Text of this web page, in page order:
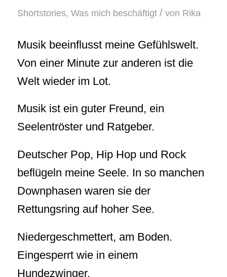
Shortstories, Was mich beschäftigt / von Rika
Musik beeinflusst meine Gefühlswelt.
Von einer Minute zur anderen ist die
Welt wieder im Lot.
Musik ist ein guter Freund, ein
Seelentröster und Ratgeber.
Deutscher Pop, Hip Hop und Rock
beflügeln meine Seele. In so manchen
Downphasen waren sie der
Rettungsring auf hoher See.
Niedergeschmettert, am Boden.
Eingesperrt wie in einem
Hundezwinger.